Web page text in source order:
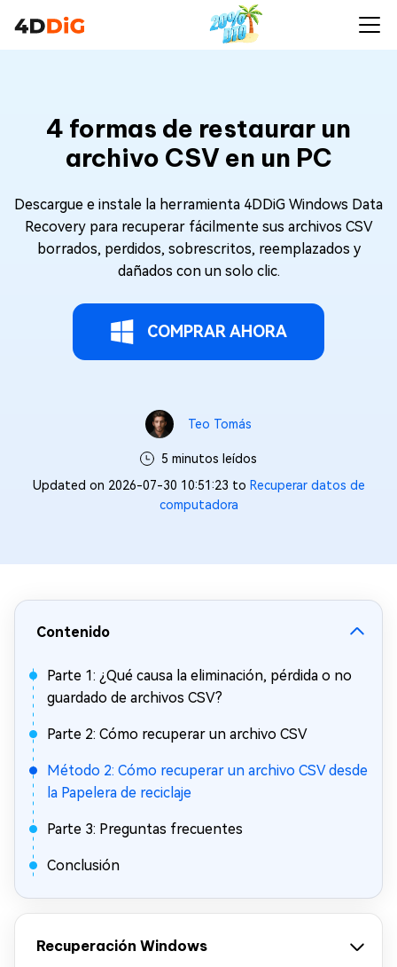
4 formas de restaurar un
archivo CSV en un PC
Descargue e instale la herramienta 4DDiG Windows Data
Recovery para recuperar fácilmente sus archivos CSV
borrados, perdidos, sobrescritos, reemplazados y
dañados con un solo clic.
COMPRAR AHORA
Teo Tomás
5 minutos leídos
Updated on 2026-07-30 10:51:23 to Recuperar datos de
computadora
Contenido
Parte 1: ¿Qué causa la eliminación, pérdida o no
guardado de archivos CSV?
Parte 2: Cómo recuperar un archivo CSV
Método 2: Cómo recuperar un archivo CSV desde
la Papelera de reciclaje
Parte 3: Preguntas frecuentes
Conclusión
Recuperación Windows